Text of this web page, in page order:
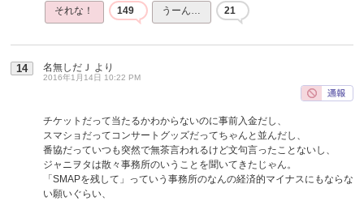
それな！ 149 うーん… 21
14 名無しだＪ より
2016年1月14日 10:22 PM
チケットだって当たるかわからないのに事前入金だし、
スマショだってコンサートグッズだってちゃんと並んだし、
番協だっていつも突然で無茶言われるけど文句言ったことないし、
ジャニヲタは散々事務所のいうことを聞いてきたじゃん。
「SMAPを残して」っていう事務所のなんの経済的マイナスにもならな
い願いぐらい、